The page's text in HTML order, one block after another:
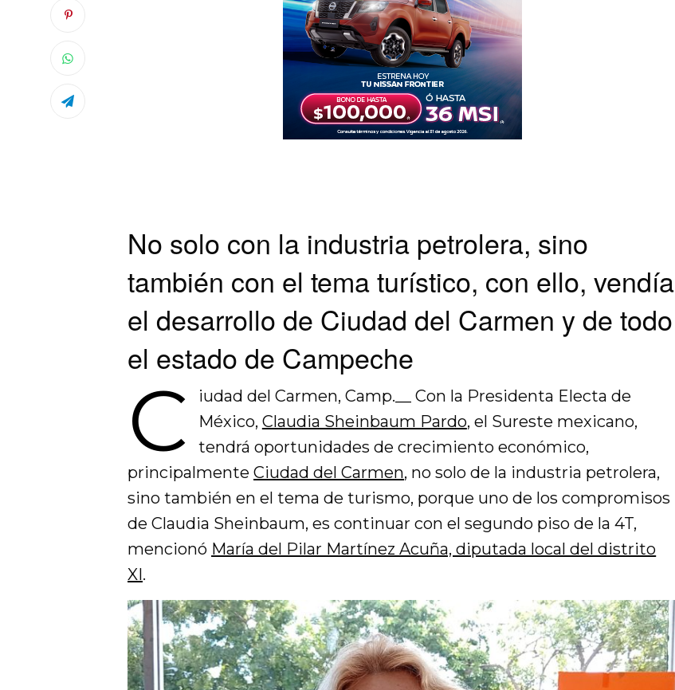
No solo con la industria petrolera, sino
también con el tema turístico, con ello, vendía
el desarrollo de Ciudad del Carmen y de todo
el estado de Campeche
C
iudad del Carmen, Camp.__ Con la Presidenta Electa de
México, Claudia Sheinbaum Pardo, el Sureste mexicano,
tendrá oportunidades de crecimiento económico,
principalmenteCiudad del Carmen, no solo de la industria petrolera,
sino también en el tema de turismo, porque uno de los compromisos
de Claudia Sheinbaum, es continuar con el segundo piso de la 4T,
mencionó María del Pilar Martínez Acuña, diputada local del distrito
XI.